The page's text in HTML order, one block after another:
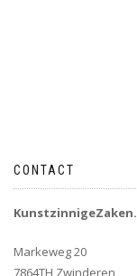
CONTACT
Markeweg 20
7864TH Zwinderen